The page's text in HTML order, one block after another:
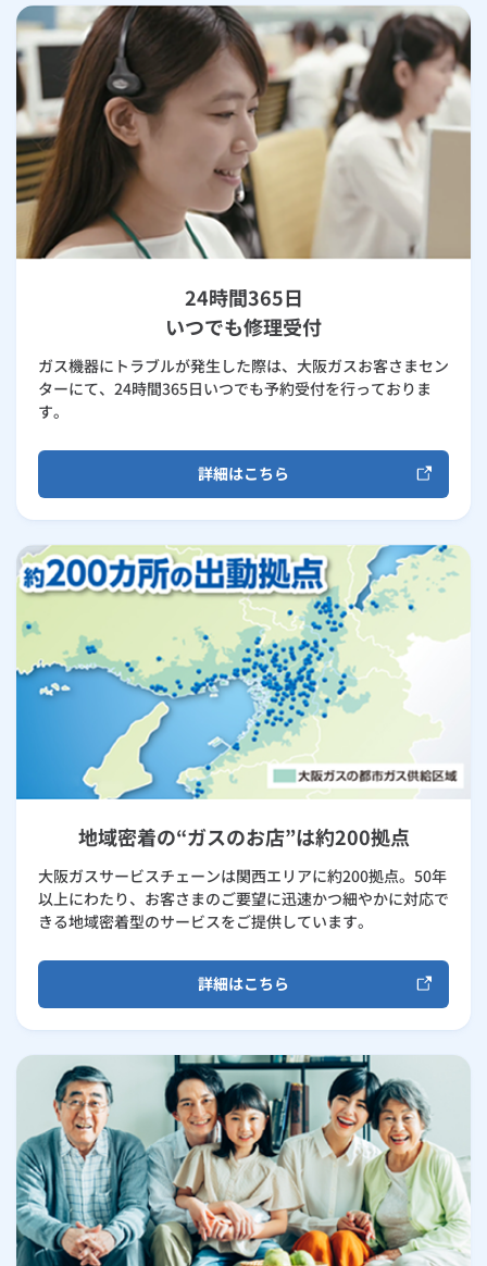
24時間365日
いつでも修理受付
ガス機器にトラブルが発生した際は、大阪ガスお客さまセン
ターにて、24時間365日いつでも予約受付を行っておりま
す。
詳細はこちら
地域密着の“ガスのお店”は約200拠点
大阪ガスサービスチェーンは関西エリアに約200拠点。50年
以上にわたり、お客さまのご要望に迅速かつ細やかに対応で
きる地域密着型のサービスをご提供しています。
詳細はこちら